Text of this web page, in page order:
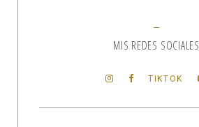
MIS REDES SOCIALES
TIKTOK